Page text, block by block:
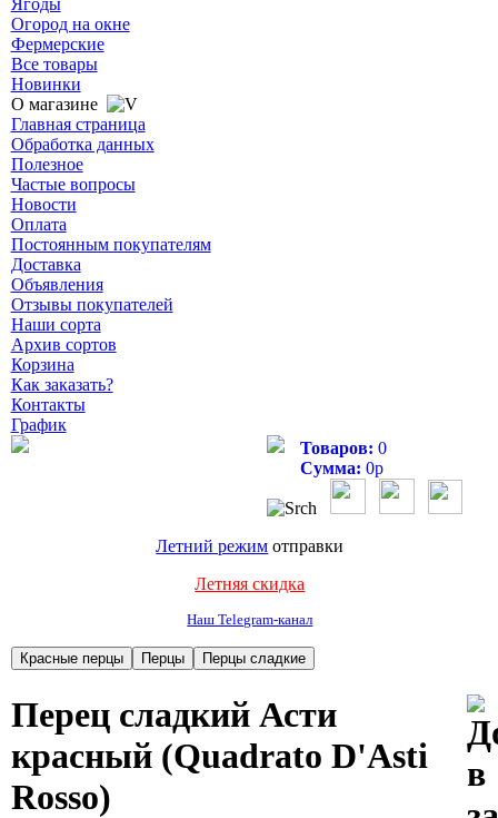
Ягоды
Огород на окне
Фермерские
Все товары
Новинки
О магазине
Главная страница
Обработка данных
Полезное
Частые вопросы
Новости
Оплата
Постоянным покупателям
Доставка
Объявления
Отзывы покупателей
Наши сорта
Архив сортов
Корзина
Как заказать?
Контакты
График
Товаров: 0
Сумма: 0р
Летний режим отправки
Летняя скидка
Наш Telegram-канал
Перец сладкий Асти
красный (Quadrato D'Asti
Rosso)